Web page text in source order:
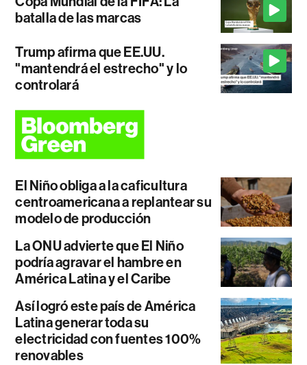
batalla de las marcas
Trump afirma que EE.UU.
"mantendrá el estrecho" y lo
controlará
El Niño obliga a la caficultura
centroamericana a replantear su
modelo de producción
La ONU advierte que El Niño
podría agravar el hambre en
América Latina y el Caribe
Así logró este país de América
Latina generar toda su
electricidad con fuentes 100%
renovables